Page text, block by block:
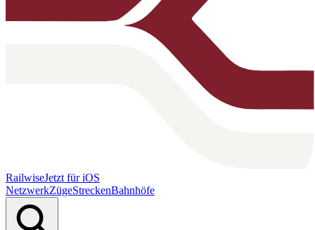
RailwiseJetzt für iOS
NetzwerkZügeStreckenBahnhöfe